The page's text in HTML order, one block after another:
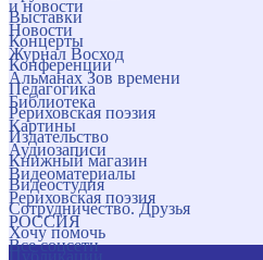
и новости
Новости
Журнал Восход
Альманах Зов времени
Библиотека
Картины
Аудиозаписи
Видеоматериалы
Рериховская поэзия
РОССИЯ
Все соцсети
Выставки
Концерты
Конференции
Педагогика
Рериховская поэзия
Издательство
Книжный магазин
Видеостудия
Сотрудничество. Друзья
Хочу помочь